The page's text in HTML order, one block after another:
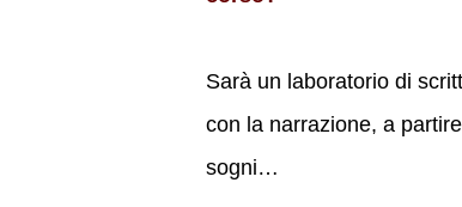
Sarà un laboratorio di
con la narrazione, a
sogni…